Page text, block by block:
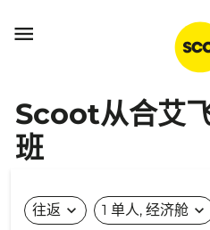

Scoot从合艾
班
往返 expand_more 1 单人, 经济舱 expand_more